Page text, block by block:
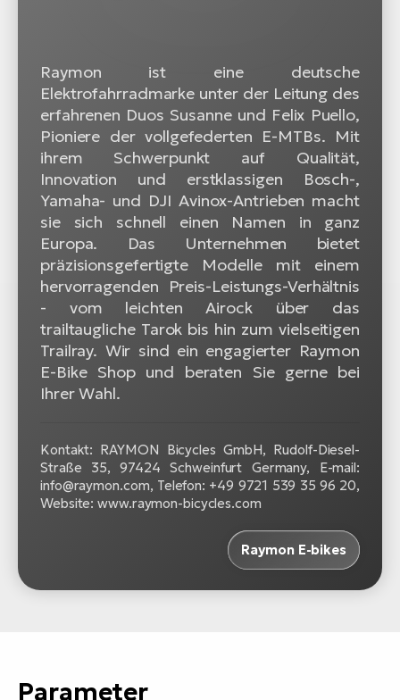
Raymon ist eine deutsche
Elektrofahrradmarke unter der Leitung des
erfahrenen Duos Susanne und Felix Puello,
Pioniere der vollgefederten E-MTBs. Mit
ihrem Schwerpunkt auf Qualität,
Innovation und erstklassigen Bosch-,
Yamaha- und DJI Avinox-Antrieben macht
sie sich schnell einen Namen in ganz
Europa. Das Unternehmen bietet
präzisionsgefertigte Modelle mit einem
hervorragenden Preis-Leistungs-Verhältnis
- vom leichten Airock über das
trailtaugliche Tarok bis hin zum vielseitigen
Trailray. Wir sind ein engagierter Raymon
E-Bike Shop und beraten Sie gerne bei
Ihrer Wahl.
Kontakt: RAYMON Bicycles GmbH, Rudolf-Diesel-
Straße 35, 97424 Schweinfurt Germany, E-mail:
info@raymon.com, Telefon: +49 9721 539 35 96 20,
Website: www.raymon-bicycles.com
Raymon E-bikes
Parameter